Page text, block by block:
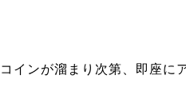
コインが溜まり次第、即座に